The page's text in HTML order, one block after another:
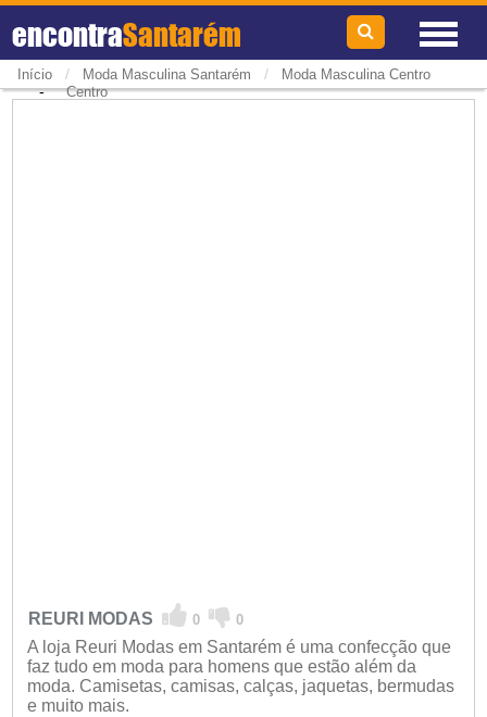
encontraSantarém
Início / Moda Masculina Santarém / Moda Masculina Centro
-Centro
REURI MODAS 0 0
A loja Reuri Modas em Santarém é uma confecção que
faz tudo em moda para homens que estão além da
moda. Camisetas, camisas, calças, jaquetas, bermudas
e muito mais.